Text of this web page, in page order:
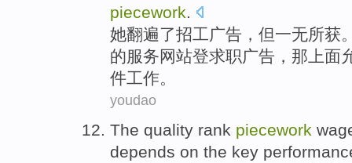
piecework.
她翻遍了招工广告 ，但一无所获
的服务网站登求职广告， 那 上面
件工作。
youdao
The quality rank piecework
depends on the key